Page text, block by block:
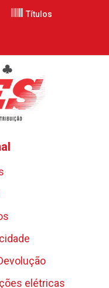
Títulos
elétricas